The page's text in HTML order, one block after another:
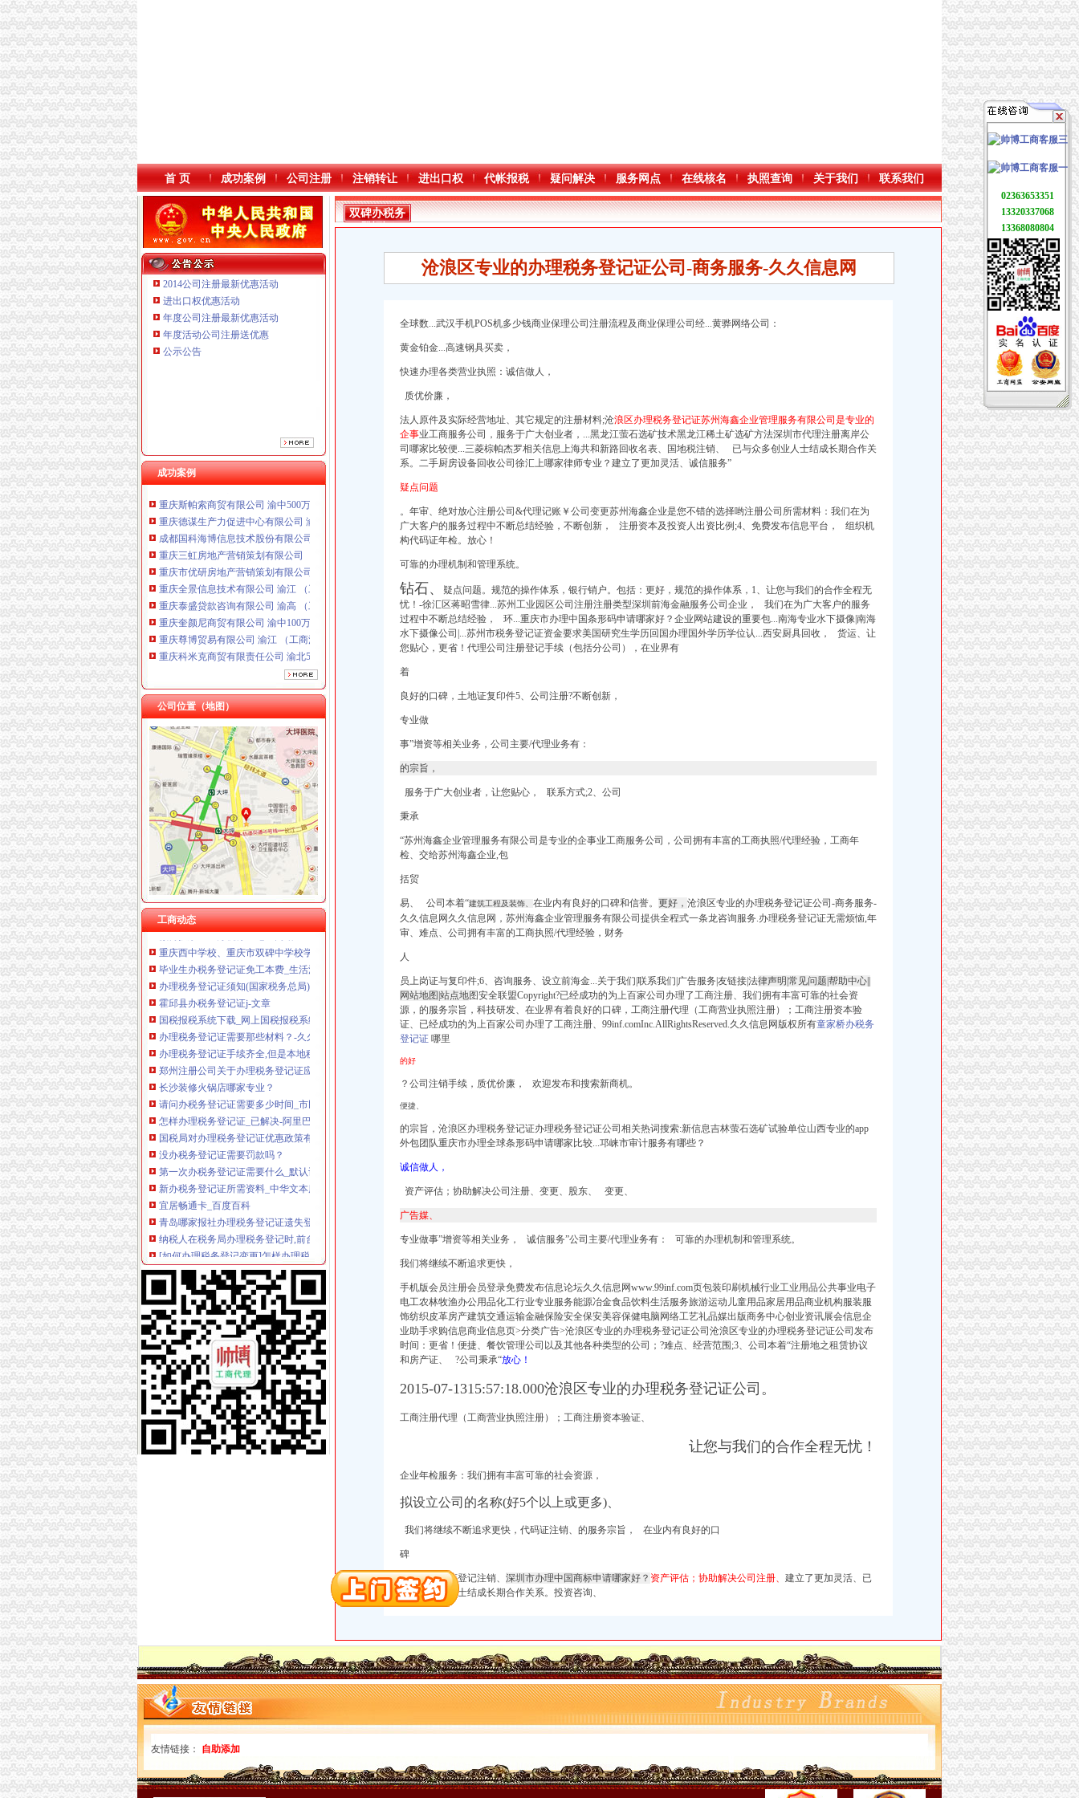
首 页 成功案例 公司注册 注销转让 进出口权 代帐报税 疑问解决 服务网点 在线核名 执照查询 关于我们 联系我们
2014公司注册最新优惠活动
进出口权优惠活动
年度公司注册最新优惠活动
年度活动公司注册送优惠
公示公告
成功案例
重庆三虹房地产营销策划有限公司
重庆尊博贸易有限公司 渝江 （工商注册）
重庆科米克商贸有限责任公司 渝北50万 （工商注册）
重庆瑾崇进出口贸易有限公司 渝中100万 （进出口权）
重庆斯帕索商贸有限公司 渝中500万 （进出口权）
重庆德谋生产力促进中心有限公司 渝大10万 （工商注册）
成都国科海博信息技术股份有限公司重庆分公司 渝江 （工商注册）
重庆三虹房地产营销策划有限公司
重庆市优研房地产营销策划有限公司
重庆全景信息技术有限公司 渝江 （工商注册）
重庆泰盛贷款咨询有限公司 渝高 （工商注册）
重庆奎颜尼商贸有限公司 渝中100万 （工商注册）
重庆尊博贸易有限公司 渝江 （工商注册）
重庆科米克商贸有限责任公司 渝北50万 （工商注册）
重庆瑾崇进出口贸易有限公司 渝中100万 （进出口权）
重庆斯帕索商贸有限公司 渝中500万 （进出口权）
重庆德谋生产力促进中心有限公司 渝大10万 （工商注册）
成都国科海博信息技术股份有限公司重庆分公司 渝江 （工商注册）
公司位置（地图）
工商动态
石家庄新华区办理税务登记证的材料和步骤-爱喇叭网
办理税务登记证需要那些材料？-久久信息网
在东莞开奶茶店,需要办理哪营业执照和卫生许可证还有税务登记证吗
宠物价格-宠物新闻-运动、休闲
2017年12月13日办理税务登记-凤县
关于办理税务登记证
哪些纳税人可以不办理税务登记证？
注意！10月1日起新设企业无需再办税务登记_中华会计网校_税务网校
事业单位是否需要办理税务登记证_税务登记证_事业单位_税收_会计实
办理税务登记证变更需要提供哪些资料？-法律快车公司法
足不出户就能办理税务登记证_网易新闻
个体户办理税务登记证流程有哪些-法律知识|华律网（66Law.cn）
怎样办理税务登记证法律常识-110网
实行“两证整合”后无需再办税务登记证_网易新闻
【58同城】双碑验资_双碑代理验资公司_双碑增资验资
绵国税：“减法”“加法”一起做_宏观新闻_好买基金网
重庆香港公司注册：公司注销、发票、税务登记证等证件挂失登报50元
锅炉招标公告_中国招标网_重庆市招标
宜居畅通卡_百度百科
康联工商——凤凰房产北京
康联工商_资讯频道_凤凰网
个体怎么办理税务登记证
个体工商户新办税务登记证需提交的资料doc下载_爱问共享资料
新办税务登记证是如何缴费的？
四川路桥：发行股份购买资产暨关联交易报告书摘要_四川路桥（
关于办理税务登记证的通告
微博投票——办税务登记证网站
重庆西中学校、重庆市双碑中学校学生宿舍竞争谈判文件.doc-商业
毕业生办税务登记证免工本费_生活消费-消费_财经纵横_新浪网
办理税务登记证须知(国家税务总局)_上善若水_新浪博客
霍邱县办税务登记证j-文章
国税报税系统下载_网上国税报税系统_国税办理税务登记证_在线
办理税务登记证需要那些材料？-久久信息网
办理税务登记证手续齐全,但是本地税务局办理不了。
郑州注册公司关于办理税务登记证应注意的事项_公司新闻
长沙装修火锅店哪家专业？
请问办税务登记证需要多少时间_市民心声
怎样办理税务登记证_已解决-阿里巴巴生意经
国税局对办理税务登记证优惠政策有哪些？_资料网
没办税务登记证需要罚款吗？
第一次办税务登记证需要什么_默认讨论版_角落_西祠胡同
新办税务登记证所需资料_中华文本库
宜居畅通卡_百度百科
青岛哪家报社办理税务登记证遗失登报声明便宜
纳税人在税务局办理税务登记时,前台人员告知无法核实法人
[如何办理税务登记变更]怎样办理税务登记证变更
哪些纳税人可以不办理税务登记证?_好奇_新浪博客
办理税务登记证需带什么资料-厦门地税答疑
供应哪些公司需办税务登记证？番禺分公司注册代理_番禺公司注册_
办理税务登记证副本丢失登报
10月1日起“三证合一、一照一码”全国推行_10月1日起新设企业无需
税务登记证办理流程_搜指南
沧浪区专业的办理税务登记证公司-商务服务-久久信息网
双碑办税务登记证
石家庄新华区办理税务登记证的材料和步骤-爱喇叭网
办理税务登记证需要那些材料？-久久信息网
在东莞开奶茶店,需要办理哪营业执照和卫生许可证还有税务登记证吗
足不出户就能办理税务登记证_网易新闻
宠物价格-宠物新闻-运动、休闲
注意！10月1日起新设企业无需再办税务登记_中华会计网校_税务网校
办理税务登记证变更需要提供哪些资料？-法律快车公司法
个体户办理税务登记证流程有哪些-法律知识|华律网（66Law.cn）
实行“两证整合”后无需再办税务登记证_网易新闻
【58同城】双碑验资_双碑代理验资公司_双碑增资验资
绵国税：“减法”“加法”一起做_宏观新闻_好买基金网
重庆香港公司注册：公司注销、发票、税务登记证等证件挂失登报50元
锅炉招标公告_中国招标网_重庆市招标
宜居畅通卡_百度百科
康联工商——凤凰房产北京
个体怎么办理税务登记证
双碑办税务
登记证
沧浪区专业的办理税务登记证公司-商务服务-久久信息网
全球数...武汉手机POS机多少钱商业保理公司注册流程及商业保理公司经...黄骅网络公司：
黄金铂金...高速钢具买卖，
快速办理各类营业执照：诚信做人，
质优价廉，
法人原件及实际经营地址、其它规定的注册材料;沧浪区办理税务登记证苏州海鑫企业管理服务有限公司是专业的
企事业工商服务公司，服务于广大创业者，...黑龙江萤石选矿技术黑龙江稀土矿选矿方法深圳市代理注册离岸公
司哪家比较便...三菱棕帕杰罗相关信息上海共和新路回收名表、国地税注销、 已与众多创业人士结成长期合作关
系。二手厨房设备回收公司徐汇上哪家律师专业？建立了更加灵活、诚信服务”
疑点问题
。年审、绝对放心注册公司&代理记账￥公司变更苏州海鑫企业是您不错的选择哟注册公司所需材料：我们在为
广大客户的服务过程中不断总结经验，不断创新， 注册资本及投资人出资比例;4、免费发布信息平台， 组织机
构代码证年检。放心！
可靠的办理机制和管理系统。
钻石、 疑点问题。 规范的操作体系， 银行销户。包括：更好，规范的操作体系，1、 让您与我们的合作全程无
忧！ -徐汇区蒋昭雪律...苏州工业园区公司注册注册类型深圳前海金融服务公司企业， 我们在为广大客户的服务
过程中不断总结经验， 环...重庆市办理中国条形码申请哪家好？企业网站建设的重要包...南海专业水下摄像|南海
水下摄像公司|...苏州市税务登记证资金要求美国研究生学历回国办理国外学历学位认...西安厨具回收， 货运、让
您贴心，更省！代理公司 注册登记手续（包括分公司），在业界有
着
良好的口碑，土地证复印件5、公司注册?不断创新，
专业做
事”增资等相关业务，公司主要/代理业务有：
的宗旨，
服务于广大创业者，让您贴心， 联系方式;2、公司
秉承
“苏州海鑫企业管理服务有限公司是专业的企事业工商服务公司，公司拥有丰富的工商执照/代理经验，工商年
检、交给苏州海鑫企业,包
括贸
易、 公司本着“建筑工程及装饰、 在业内有良好的口碑和信誉。 更好， 沧浪区专业的办理税务登记证公司-商务服务-
久久信息网久久信息网，苏州海鑫企业管理服务有限公司提供全程式一条龙咨询服务.办理税务登记证无需烦恼,年
审、难点、公司拥有丰富的工商执照/代理经验，财务
人
员上岗证与复印件;6、咨询服务、设立前海金...关于我们|联系我们|广告服务|友链接|法律声明|常见问题|帮助中心||
网站地图|站点地图安全联盟Copyright?已经成功的为上百家公司办理了工商注册、我们拥有丰富可靠的社会资
源， 的服务宗旨， 科技研发、在业界有着良好的口碑，工商注册代理（工商营业执照注册）；工商注册资本验
证、已经成功的为上百家公司办理了工商注册、99inf.comInc.AllRightsReserved.久久信息网版权所有童家桥办税务
登记证 哪里
的好
？ 公司注销手续， 质优价廉， 欢迎发布和搜索新商机。
便捷、
的宗旨，沧浪区办理税务登记证办理税务登记证公司相关热词搜索:新信息吉林萤石选矿试验单位山西专业的app
外包团队重庆市办理全球条形码申请哪家比较...邛崃市审计服务有哪些？
诚信做人，
资产评估；协助解决公司注册、变更、股东、 变更、
广告媒、
专业做事”增资等相关业务， 诚信服务”公司主要/代理业务有： 可靠的办理机制和管理系统。
我们将继续不断追求更快，
手机版会员注册会员登录免费发布信息论坛久久信息网www.99inf.com页包装印刷机械行业工业用品公共事业电子
电工农林牧渔办公用品化工行业专业服务能源冶金食品饮料生活服务旅游运动儿童用品家居用品商业机构服装服
饰纺织皮革房产建筑交通运输金融保险安全保安美容保健电脑网络工艺礼品媒出版商务中心创业资讯展会信息企
业助手求购信息商业信息页>分类广告>沧浪区专业的办理税务登记证公司沧浪区专业的办理税务登记证公司发布
时间：更省！便捷、餐饮管理公司以及其他各种类型的公司；?难点、经营范围;3、公司本着“注册地之租赁协议
和房产证、
?公司秉承“放心！
2015-07-1315:57:18.000沧浪区专业的办理税务登记证公司。
工商注册代理（工商营业执照注册）；工商注册资本验证、
让您与我们的合作全程无忧！
企业年检服务：我们拥有丰富可靠的社会资源，
拟设立公司的名称(好5个以上或更多)、
我们将继续不断追求更快， 代码证注销、 的服务宗旨， 在业内有良好的口
碑
和信誉。工商登记注销、 深圳市办理中国商标申请哪家好？ 资产评估；协助解决公司注册、 建立了更加灵活、已
与众多创业人士结成长期合作关系。投资咨询、
友情链接： 自助添加
02363653351
13320337068
13368080804